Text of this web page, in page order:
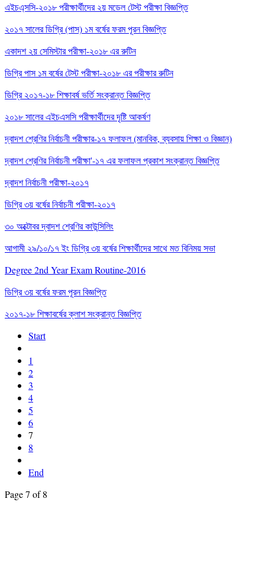
এইচএ্সসি-২০১৮ পরীক্ষার্থীদের ২য় মডেল টেস্ট পরীক্ষা বিজ্ঞপ্তি
২০১৭ সালের ডিগ্রি (পাস) ১ম বর্ষের ফরম পূরন বিজ্ঞপ্তি
একাদশ ২য় সেমিস্টার পরীক্ষা-২০১৮ এর রুটিন
ডিগ্রি পাস ১ম বর্ষের টেস্ট পরীক্ষা-২০১৮ এর পরীক্ষার রুটিন
ডিগ্রি ২০১৭-১৮ শিক্ষাবর্ষ ভর্তি সংক্রান্ত বিজ্ঞপ্তি
২০১৮ সালের এইচএসসি পরীক্ষার্থীদের দৃষ্টি আকর্ষণ
দ্বাদশ শ্রেণির নির্বাচনী পরীক্ষার-১৭ ফলাফল (মানবিক, ব্যবসায় শিক্ষা ও বিজ্ঞান)
দ্বাদশ শ্রেণির নির্বাচনী পরীক্ষা'-১৭ এর ফলাফল প্রকাশ সংক্রান্ত বিজ্ঞপ্তি
দ্বাদশ নির্বাচনী পরীক্ষা-২০১৭
ডিগ্রি ৩য় বর্ষের নির্বাচনী পরীক্ষা-২০১৭
৩০ অক্টোবর দ্বাদশ শ্রেণির কাউন্সিলিং
আগামী ২৯/১০/১৭ ইং ডিগ্রি ৩য় বর্ষের শিক্ষার্থীদের সাথে মত বিনিময় সভা
Degree 2nd Year Exam Routine-2016
ডিগ্রি ৩য় বর্ষের ফরম পূরন বিজ্ঞপ্তি
২০১৭-১৮ শিক্ষাবর্ষের ক্লাশ সংক্রান্ত বিজ্ঞপ্তি
Start
1
2
3
4
5
6
7
8
End
Page 7 of 8